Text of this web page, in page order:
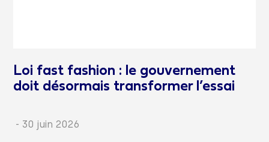
Loi fast fashion : le gouvernement
doit désormais transformer l’essai
- 30 juin 2026